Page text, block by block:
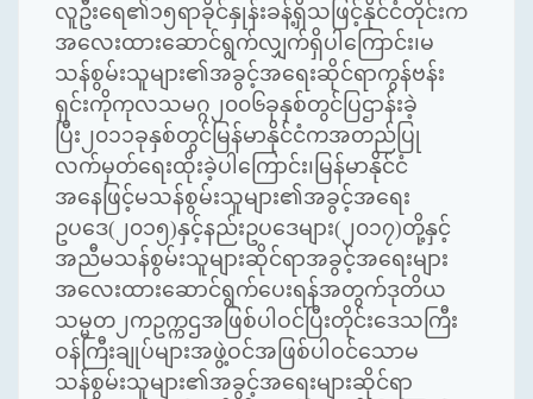
လူဦးရေ၏၁၅ရာခိုင်နှုန်းခန့်ရှိသဖြင့်နိုင်ငံတိုင်းက
အလေးထားဆောင်ရွက်လျှက်ရှိပါကြောင်း၊မ
သန်စွမ်းသူများ၏အခွင့်အရေးဆိုင်ရာကွန်ဗန်း
ရှင်းကိုကုလသမဂ္ဂ၂၀၀၆ခုနှစ်တွင်ပြဌာန်းခဲ့
ပြီး၂၀၁၁ခုနှစ်တွင်မြန်မာနိုင်ငံကအတည်ပြု
လက်မှတ်ရေးထိုးခဲ့ပါကြောင်း၊မြန်မာနိုင်ငံ
အနေဖြင့်မသန်စွမ်းသူများ၏အခွင့်အရေး
ဥပဒေ(၂၀၁၅)နှင့်နည်းဥပဒေများ(၂၀၁၇)တို့နှင့်
အညီမသန်စွမ်းသူများဆိုင်ရာအခွင့်အရေးများ
အလေးထားဆောင်ရွက်ပေးရန်အတွက်ဒုတိယ
သမ္မတ၂ကဥက္ကဌအဖြစ်ပါဝင်ပြီးတိုင်းဒေသကြီး
ဝန်ကြီးချုပ်များအဖွဲ့ဝင်အဖြစ်ပါဝင်သောမ
သန်စွမ်းသူများ၏အခွင့်အရေးများဆိုင်ရာ